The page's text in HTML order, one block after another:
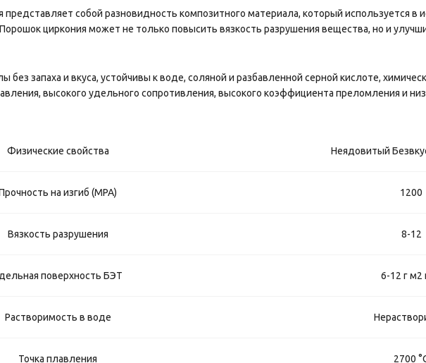
собой разновидность композитного материала, который используется в
циркония может не только повысить вязкость разрушения вещества, но и
без запаха и вкуса, устойчивы к воде, соляной и разбавленной серной кислоте,
высокого удельного сопротивления, высокого коэффициента преломления и
Физические свойства Неядовитый
на изгиб (MPA) 1200
Вязкость разрушения 8-12
поверхность БЭТ 6-12 г м2
Растворимость в воде
Точка плавления 2700